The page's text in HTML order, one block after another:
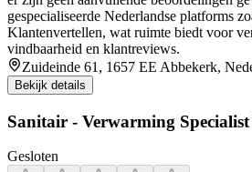
gespecialiseerde Nederlandse platforms
Klantenvertellen, wat ruimte biedt voor
vindbaarheid en klantreviews.
Zuideinde 61, 1657 EE Abbekerk,
Bekijk details
Sanitair - Verwarming
Gesloten